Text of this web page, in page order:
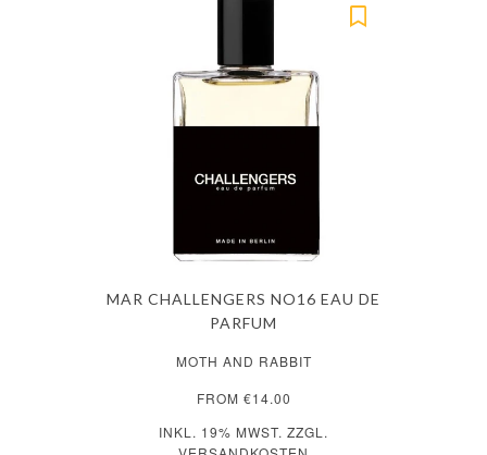
MAR CHALLENGERS NO16 EAU DE
PARFUM
MOTH AND RABBIT
FROM €14.00
INKL. 19% MWST. ZZGL.